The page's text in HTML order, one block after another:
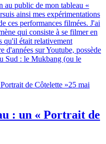
au public de mon tableau «
ainsi mes expérimentations
ces performances filmées. J'ai
qui consiste à se filmer en
qu'il était relativement
d'années sur Youtube, possède
Sud : le Mukbang (ou le
25 mai
: un « Portrait de